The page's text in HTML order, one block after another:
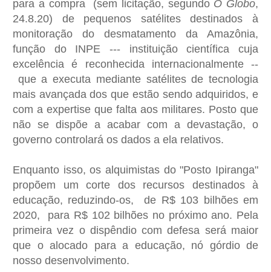
para a compra (sem licitação, segundo O Globo,
24.8.20) de pequenos satélites destinados à
monitoração do desmatamento da Amazônia,
função do INPE --- instituição científica cuja
excelência é reconhecida internacionalmente --
que a executa mediante satélites de tecnologia
mais avançada dos que estão sendo adquiridos, e
com a expertise que falta aos militares. Posto que
não se dispõe a acabar com a devastação, o
governo controlará os dados a ela relativos.
Enquanto isso, os alquimistas do "Posto Ipiranga"
propõem um corte dos recursos destinados à
educação, reduzindo-os, de R$ 103 bilhões em
2020, para R$ 102 bilhões no próximo ano. Pela
primeira vez o dispêndio com defesa será maior
que o alocado para a educação, nó górdio de
nosso desenvolvimento.